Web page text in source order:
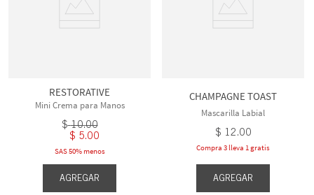
RESTORATIVE
Mini Crema para Manos
$ 10.00
$ 5.00
SAS 50% menos
AGREGAR
CHAMPAGNE TOAST
Mascarilla Labial
$ 12.00
Compra 3 lleva 1 gratis
AGREGAR